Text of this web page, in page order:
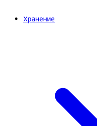
Хранение